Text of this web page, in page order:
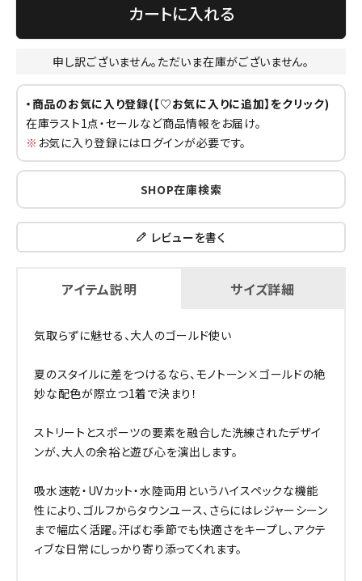
カートに入れる
申し訳ございません。ただいま在庫がございません。
・商品のお気に入り登録(【♡お気に入りに追加】をクリック)
在庫ラスト1点・セールなど商品情報をお届け。
※ お気に入り登録にはログインが必要です。
SHOP在庫検索
レビューを書く
アイテム説明 サイズ詳細
気取らずに魅せる、大人のゴールド使い
夏のスタイルに差をつけるなら、モノトーン×ゴールドの絶
妙な配色が際立つ1着で決まり！
ストリートとスポーツの要素を融合した洗練されたデザイ
ンが、大人の余裕と遊び心を演出します。
吸水速乾・UVカット・水陸両用というハイスペックな機能
性により、ゴルフからタウンユース、さらにはレジャーシーン
まで幅広く活躍。汗ばむ季節でも快適さをキープし、アクテ
ィブな日常にしっかり寄り添ってくれます。